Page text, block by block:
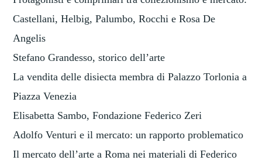
Castellani, Helbig, Palumbo, Rocchi e Rosa De
Angelis
Stefano Grandesso, storico dell’arte
La vendita delle disiecta membra di Palazzo Torlonia a
Piazza Venezia
Elisabetta Sambo, Fondazione Federico Zeri
Adolfo Venturi e il mercato: un rapporto problematico
Il mercato dell’arte a Roma nei materiali di Federico